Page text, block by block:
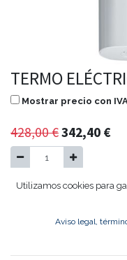
TERMO
Mostrar precio con
428,00€342,40 €
Utilizamos cookies para
Aviso legal,